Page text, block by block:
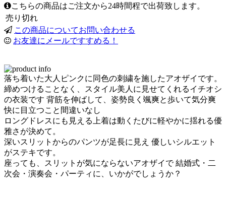
こちらの商品はご注文から24時間程で出荷致します。
売り切れ
この商品についてお問い合わせる
お友達にメールですすめる！
落ち着いた大人ピンクに同色の刺繍を施したアオザイです。
締めつけることなく、スタイル美人に見せてくれるイチオシ
の衣装です 背筋を伸ばして、姿勢良く颯爽と歩いて気分爽
快に目立つこと間違いなし
ロングドレスにも見える上着は動くたびに軽やかに揺れる優
雅さが決めて。
深いスリットからのパンツが足長に見え 優しいシルエット
がステキです。
座っても、スリットが気にならないアオザイで 結婚式・二
次会・演奏会・パーティに、いかがでしょうか？